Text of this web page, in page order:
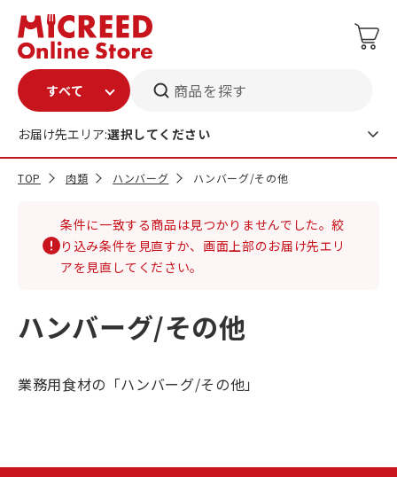
商品を探す
お届け先エリア:選択してください
TOP 肉類 ハンバーグ ハンバーグ/その他
条件に一致する商品は見つかりませんでした。絞
り込み条件を見直すか、画面上部のお届け先エリ
アを見直してください。
ハンバーグ/その他
業務用食材の「ハンバーグ/その他」